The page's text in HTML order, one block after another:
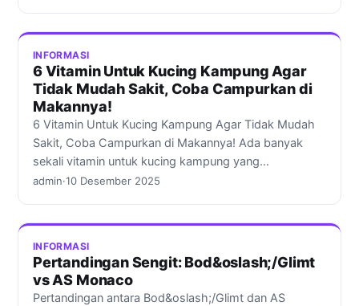
INFORMASI
6 Vitamin Untuk Kucing Kampung Agar
Tidak Mudah Sakit, Coba Campurkan di
Makannya!
6 Vitamin Untuk Kucing Kampung Agar Tidak Mudah
Sakit, Coba Campurkan di Makannya! Ada banyak
sekali vitamin untuk kucing kampung yang…
admin·10 Desember 2025
INFORMASI
Pertandingan Sengit: Bod&oslash;/Glimt
vs AS Monaco
Pertandingan antara Bod&oslash;/Glimt dan AS